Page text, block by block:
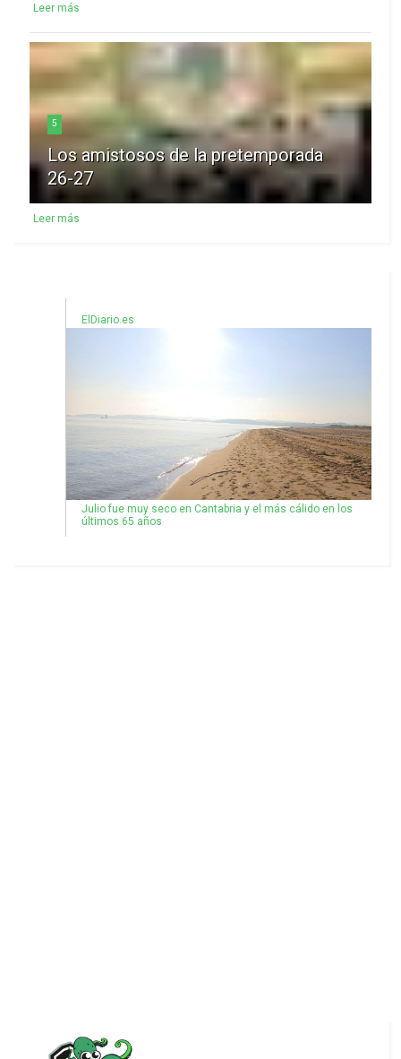
Leer más
5
Los amistosos de la pretemporada
26-27
Leer más
ElDiario.es
Julio fue muy seco en Cantabria y el más cálido en los
últimos 65 años